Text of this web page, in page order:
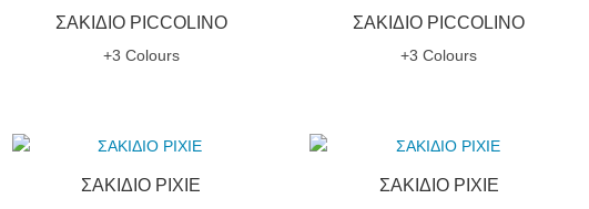
ΣΑΚΙΔΙΟ PICCOLINO
+3 Colours
ΣΑΚΙΔΙΟ PICCOLINO
+3 Colours
ΣΑΚΙΔΙΟ PIXIE ΣΑΚΙΔΙΟ PIXIE